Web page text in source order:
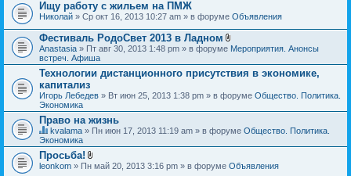
Ищу работу с жильем на ПМЖ
Николай » Ср окт 16, 2013 10:27 am » в форуме Объявления
Фестиваль РодоСвет 2013 в Ладном
В
о
ж
н
и
я
Anastasia » Пт авг 30, 2013 1:48 pm » в форуме Мероприятия. Анонсы
встреч. Афиша
Технологии дистанционного присутствия в экономике,
капитализ
Игорь Лебедев » Вт июн 25, 2013 1:38 pm » в форуме Общество. Политика.
Экономика
Право на жизнь
Д
а
н
н
kvalama » Пн июн 17, 2013 11:19 am » в форуме Общество. Политика.
Экономика
Просьба!
В
leonkom » Пн май 20, 2013 3:16 pm » в форуме Объявления